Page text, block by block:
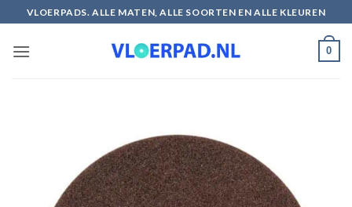
naar
inhoud
VLOERPADS. ALLE MATEN, ALLE SOORTEN EN ALLE KLEUREN
0